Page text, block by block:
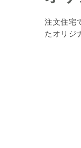
注文住宅
たオリジ